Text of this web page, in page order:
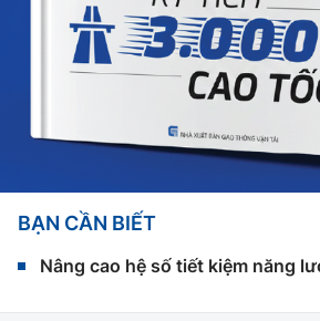
BẠN CẦN BIẾT
Nâng cao hệ số tiết kiệm năng